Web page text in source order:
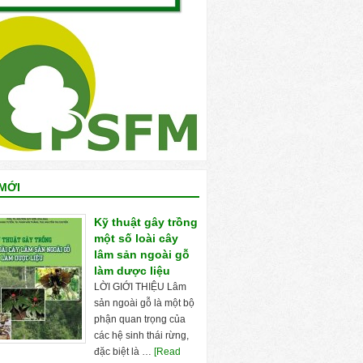
Kỹ thuật gây trồng
một số loài cây
lâm sản ngoài gỗ
làm dược liệu
LỜI GIỚI THIỆU Lâm
sản ngoài gỗ là một bộ
phận quan trọng của
các hệ sinh thái rừng,
đặc biệt là … [Read